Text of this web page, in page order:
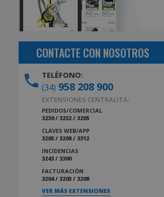
CONTACTE CON NOSOTROS
TELÉFONO:
(34) 958 208 900
EXTENSIONES CENTRALITA:
PEDIDOS/COMERCIAL
3230 / 3232 / 3205
CLAVES WEB/APP
3205 / 3208 / 3312
INCIDENCIAS
3243 / 3300
FACTURACIÓN
3204 / 3205 / 3208
VER MÁS EXTENSIONES